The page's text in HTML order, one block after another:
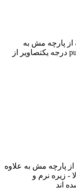
از پارچه مش به
علاوه قسمت جلو کفش از جنس جیر - زیره pu درجه یکتصاویر از
پارچه مش به علاوه
- زیره نرم و
اند